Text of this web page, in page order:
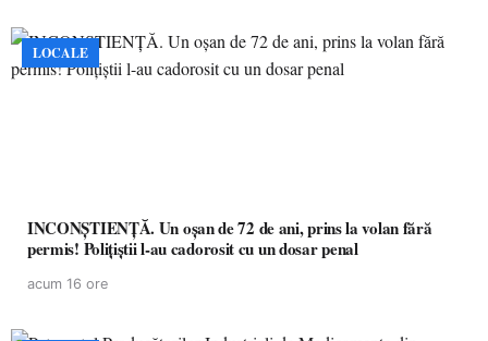
LOCALE
INCONȘTIENȚĂ. Un oșan de 72 de ani, prins la volan fără
permis! Polițiștii l-au cadorosit cu un dosar penal
acum 16 ore